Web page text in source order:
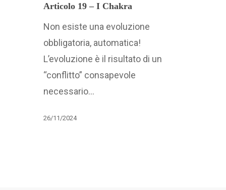
Articolo 19 – I Chakra
Non esiste una evoluzione
obbligatoria, automatica!
L’evoluzione è il risultato di un
“conflitto” consapevole
necessario…
26/11/2024